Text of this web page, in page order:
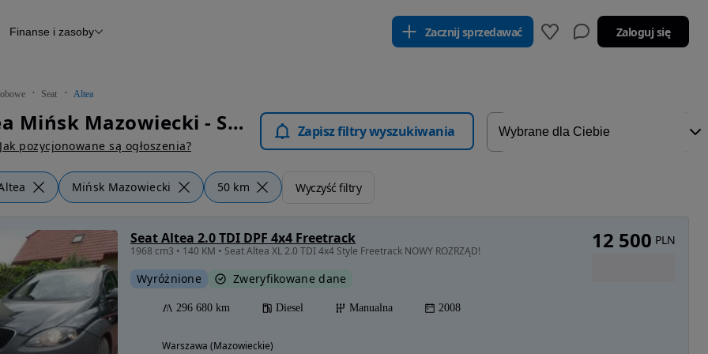
Raport z inspekcji
Otomoto News
Finanse i zasoby Zacznij sprzedawać Zaloguj się
Seat Altea
Seat Altea Mińsk Mazowiecki - Samochody Osobowe
Jak pozycjonowane są ogłoszenia?
Zapisz filtry wyszukiwania
Mińsk Mazowiecki 50 km Wyczyść filtry
Seat Altea 2.0 TDI DPF 4x4 Freetrack
1968 cm3 • 140 KM • Seat Altea XL 2.0 TDI 4x4 Style Freetrack NOWY ROZRZĄD!
Wyróżnione Zweryfikowane dane
296 680 km Diesel Manualna 2008
Warszawa (Mazowieckie)
12 500 PLN